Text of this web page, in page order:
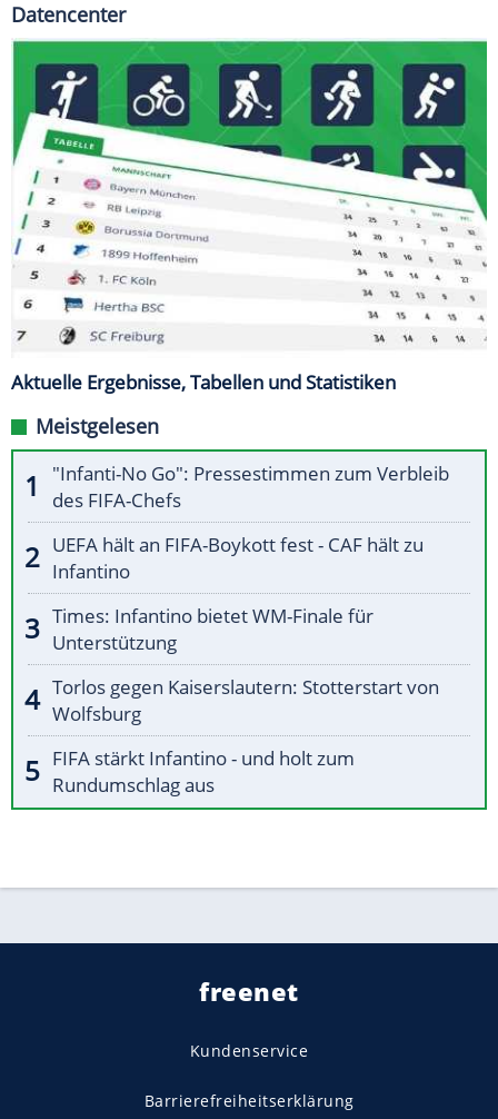
Datencenter
Aktuelle Ergebnisse, Tabellen und Statistiken
Meistgelesen
"Infanti-No Go": Pressestimmen zum Verbleib
des FIFA-Chefs
UEFA hält an FIFA-Boykott fest - CAF hält zu
Infantino
Times: Infantino bietet WM-Finale für
Unterstützung
Torlos gegen Kaiserslautern: Stotterstart von
Wolfsburg
FIFA stärkt Infantino - und holt zum
Rundumschlag aus
freenet
Kundenservice
Barrierefreiheitserklärung